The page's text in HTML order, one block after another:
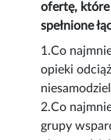
ofertę, które
spełnione
1.Co
opieki
2.Co
grupy